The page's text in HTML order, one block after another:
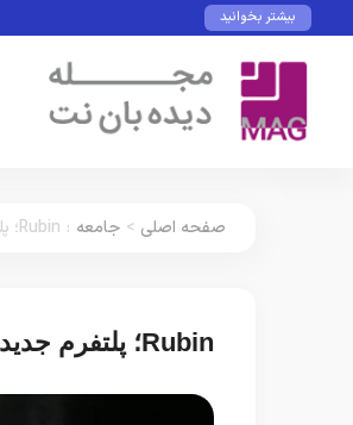
بیشتر بخوانید
صفحه اصلی > جامعه : Rubin؛ پلتفرم جدید انویدیا برای سلطه بر نسل بعدی هوش مصنوعی
Rubin؛ پلتفرم جدید انویدیا برای سلطه بر نسل بعدی هوش مصنوعی